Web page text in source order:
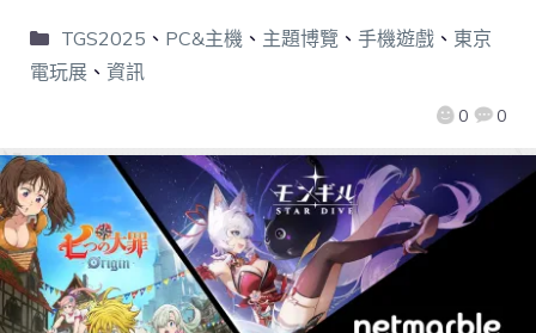
0 0
TGS2025 、 PC&主機、 主題博覽 、 手機遊戲、 東京
電玩展 、 資訊